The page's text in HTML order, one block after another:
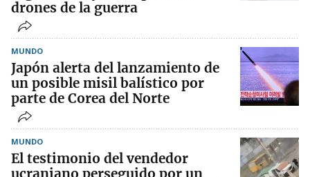
drones de la guerra
MUNDO
Japón alerta del lanzamiento de
un posible misil balístico por
parte de Corea del Norte
MUNDO
El testimonio del vendedor